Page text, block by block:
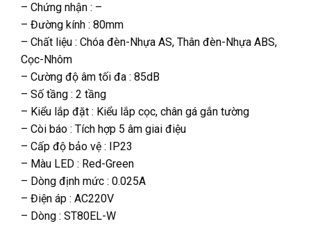
– Chứng nhận : –
– Đường kính : 80mm
– Chất liệu : Chóa đèn-Nhựa AS, Thân đèn-Nhựa ABS,
Cọc-Nhôm
– Cường độ âm tối đa : 85dB
– Số tầng : 2 tầng
– Kiểu lắp đặt : Kiểu lắp cọc, chân gá gắn tường
– Còi báo : Tích hợp 5 âm giai điệu
– Cấp độ bảo vệ : IP23
– Màu LED : Red-Green
– Dòng định mức : 0.025A
– Điện áp : AC220V
– Dòng : ST80EL-W